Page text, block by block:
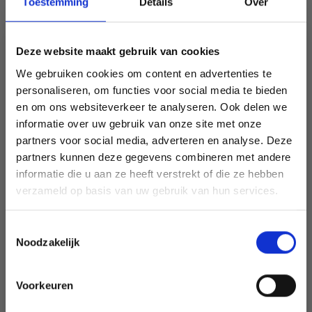
Deze website maakt gebruik van cookies
We gebruiken cookies om content en advertenties te
personaliseren, om functies voor social media te bieden
en om ons websiteverkeer te analyseren. Ook delen we
informatie over uw gebruik van onze site met onze
partners voor social media, adverteren en analyse. Deze
partners kunnen deze gegevens combineren met andere
informatie die u aan ze heeft verstrekt of die ze hebben
verzameld op basis van uw gebruik van hun services.
Noodzakelijk
Voorkeuren
Ce texte a été traduit par notre service de traduction
automatique. Une traduction de cette page par un
véritable humain sera bientôt disponible. N’hésitez pas à
contacter notre service support si vous avez des questions!
Teinte du point de côte
CONSOMMATION DE FIL
H 24 cm x circonférence principale 56 cm - 60 cm
Cosy 100 - 150 g
Crochet : 3,5 - 4,5 mm
Taille du crochet : 20 cv / 10 cm
Etiquette "fait main"
Aiguille, taille et fermeté
Économisez jusqu'à 50 %
Soyez le premier à connaître nos soldes et